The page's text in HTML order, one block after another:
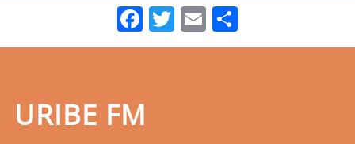
Facebook
Twitter
Email
URIBE FM